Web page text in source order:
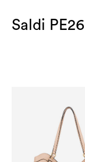
Saldi PE26